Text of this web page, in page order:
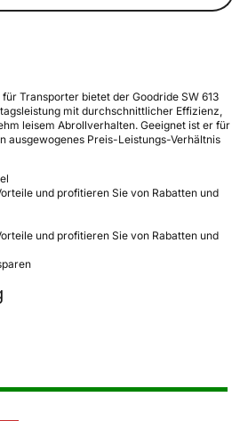
Transporter bietet der Goodride SW 613
mit durchschnittlicher Effizienz,
leisem Abrollverhalten. Geeignet ist er für
ausgewogenes Preis-Leistungs-Verhältnis
und profitieren Sie von Rabatten und
und profitieren Sie von Rabatten und